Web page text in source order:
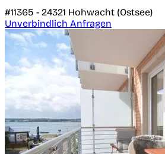
#11365 - 24321 Hohwacht (Ostsee)
Unverbindlich Anfragen